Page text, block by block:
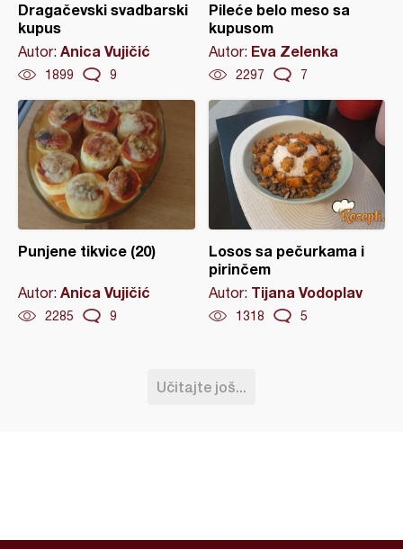
Dragačevski svadbarski
kupus
Autor: Anica Vujičić
1899 9
Pileće belo meso sa
kupusom
Autor: Eva Zelenka
2297 7
Punjene tikvice (20)
Autor: Anica Vujičić
2285 9
Losos sa pečurkama i
pirinčem
Autor: Tijana Vodoplav
1318 5
Učitajte još...